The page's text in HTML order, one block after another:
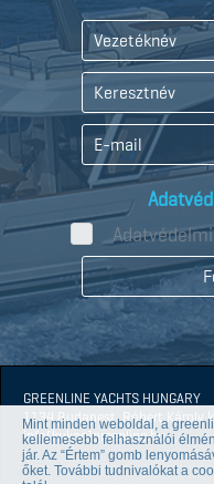
GREENLINE YACHTS HUNGARY
1134 Budapest, Róbert Károly
info[kukac]greenline.hu
Mint minden weboldal, a
kellemesebb felhasználói
jár. Az “Értem” gomb
őket. További tudnivalókat a